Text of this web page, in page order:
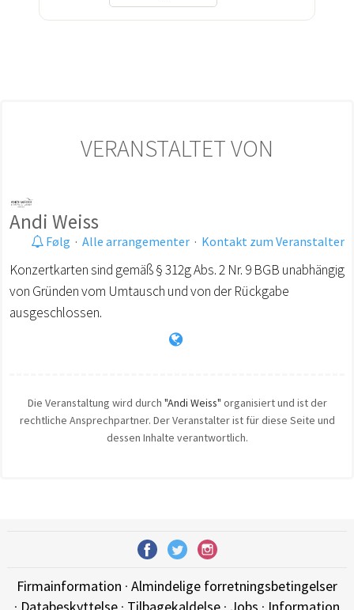
VERANSTALTET VON
Andi Weiss
Følg · Alle arrangementer · Kontakt zum Veranstalter
Konzertkarten sind gemäß § 312g Abs. 2 Nr. 9 BGB unabhängig
von Gründen vom Umtausch und von der Rückgabe
ausgeschlossen.
Die Veranstaltung wird durch "Andi Weiss" organisiert und ist der
rechtliche Ansprechpartner. Der Veranstalter ist für diese Seite und
dessen Inhalte verantwortlich.
Firmainformation · Almindelige forretningsbetingelser